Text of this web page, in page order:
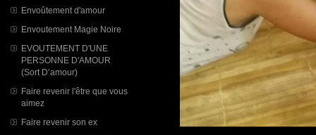
Envoûtement d'amour
Envoutement Magie Noire
EVOUTEMENT D'UNE
PERSONNE D'AMOUR
(Sort D’amour)
Faire revenir l'être que vous
aimez
Faire revenir son ex